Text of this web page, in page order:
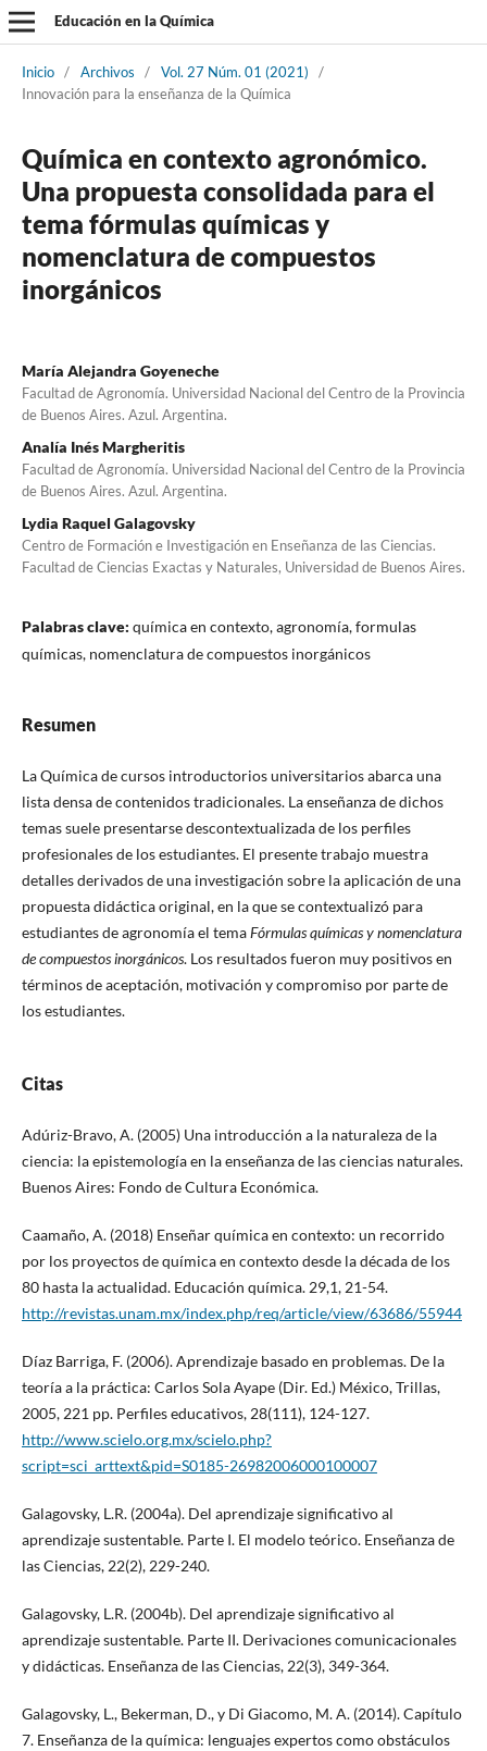
Educación en la Química
Inicio / Archivos / Vol. 27 Núm. 01 (2021)
/
Innovación para la enseñanza de la Química
Química en contexto agronómico.
Una propuesta consolidada para el
tema fórmulas químicas y
nomenclatura de compuestos
inorgánicos
María Alejandra Goyeneche
Facultad de Agronomía. Universidad Nacional del Centro de la Provincia
de Buenos Aires. Azul. Argentina.
Analía Inés Margheritis
Facultad de Agronomía. Universidad Nacional del Centro de la Provincia
de Buenos Aires. Azul. Argentina.
Lydia Raquel Galagovsky
Centro de Formación e Investigación en Enseñanza de las Ciencias.
Facultad de Ciencias Exactas y Naturales, Universidad de Buenos Aires.
Palabras clave: química en contexto, agronomía, formulas
químicas, nomenclatura de compuestos inorgánicos
Resumen
La Química de cursos introductorios universitarios abarca una
lista densa de contenidos tradicionales. La enseñanza de dichos
temas suele presentarse descontextualizada de los perfiles
profesionales de los estudiantes. El presente trabajo muestra
detalles derivados de una investigación sobre la aplicación de una
propuesta didáctica original, en la que se contextualizó para
estudiantes de agronomía el temaFórmulas químicas y nomenclatura
de compuestos inorgánicos. Los resultados fueron muy positivos en
términos de aceptación, motivación y compromiso por parte de
los estudiantes.
Citas
Adúriz-Bravo, A. (2005) Una introducción a la naturaleza de la
ciencia: la epistemología en la enseñanza de las ciencias naturales.
Buenos Aires: Fondo de Cultura Económica.
Caamaño, A. (2018) Enseñar química en contexto: un recorrido
por los proyectos de química en contexto desde la década de los
80 hasta la actualidad. Educación química. 29,1, 21-54.
http://revistas.unam.mx/index.php/req/article/view/63686/55944
Díaz Barriga, F. (2006). Aprendizaje basado en problemas. De la
teoría a la práctica: Carlos Sola Ayape (Dir. Ed.) México, Trillas,
2005, 221 pp. Perfiles educativos, 28(111), 124-127.
http://www.scielo.org.mx/scielo.php?
script=sci_arttext&pid=S0185-26982006000100007
Galagovsky, L.R. (2004a). Del aprendizaje significativo al
aprendizaje sustentable. Parte I. El modelo teórico. Enseñanza de
las Ciencias, 22(2), 229-240.
Galagovsky, L.R. (2004b). Del aprendizaje significativo al
aprendizaje sustentable. Parte II. Derivaciones comunicacionales
y didácticas. Enseñanza de las Ciencias, 22(3), 349-364.
Galagovsky, L., Bekerman, D., y Di Giacomo, M. A. (2014). Capítulo
7. Enseñanza de la química: lenguajes expertos como obstáculos